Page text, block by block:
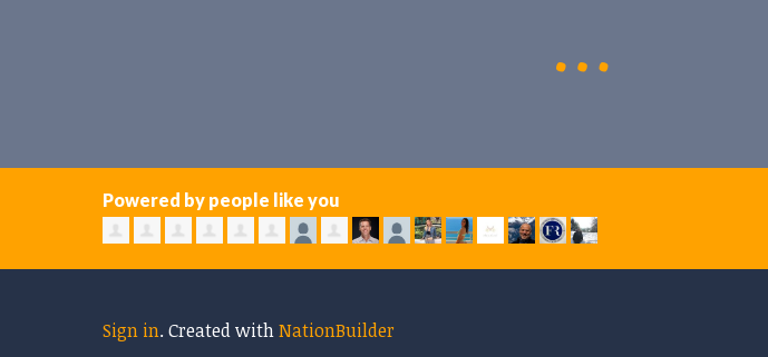
Powered by people like you
Sign in.Created withNationBuilder